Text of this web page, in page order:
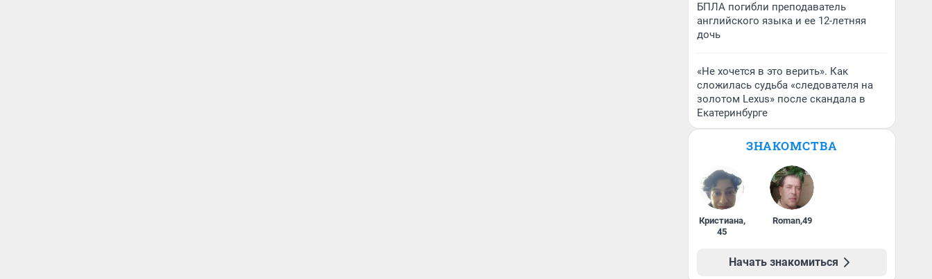
БПЛА погибли преподаватель
английского языка и ее 12-летняя
дочь
«Не хочется в это верить». Как
сложилась судьба «следователя на
золотом Lexus» после скандала в
Екатеринбурге
ЗНАКОМСТВА
Кристиана,
45
Roman,49
Начать знакомиться